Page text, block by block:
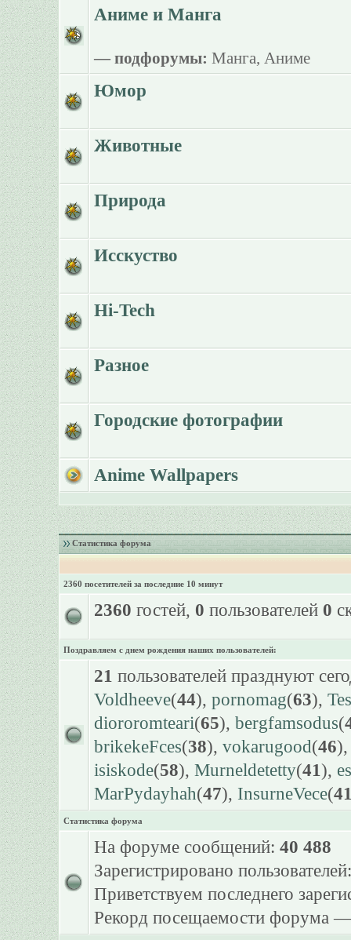
Аниме и Манга
— подфорумы: Манга, Аниме
Юмор
Животные
Природа
Исскуство
Hi-Tech
Разное
Городские фотографии
Anime Wallpapers
Статистика форума
2360 посетителей за последние 10 минут
2360 гостей, 0 пользователей 0
Поздравляем с днем рождения наших пользователей:
21 пользователей празднуют
Voldheeve(44), pornomag(63),
diororomteari(65), bergfamsodus(
brikekeFces(38), vokarugood(46
isiskode(58), Murneldetetty(41),
MarPydayhah(47), InsurneVece(
Статистика форума
На форуме сообщений: 40 488
Зарегистрировано
Приветствуем последнего
Рекорд посещаемости форума